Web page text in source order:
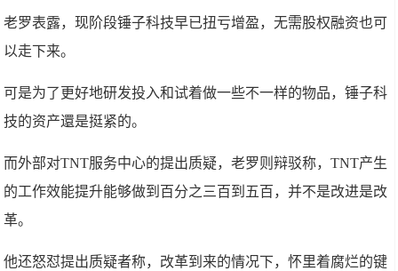
老罗表露，现阶段锤子科技早已扭亏增盈，无需股权融资也可
以走下来。
可是为了更好地研发投入和试着做一些不一样的物品，锤子科
技的资产還是挺紧的。
而外部对TNT服务中心的提出质疑，老罗则辩驳称，TNT产生
的工作效能提升能够做到百分之三百到五百，并不是改进是改
革。
他还怒怼提出质疑者称，改革到来的情况下，怀里着腐烂的键